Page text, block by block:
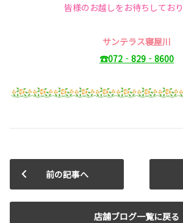
皆様のお越しをお待ちしてお
サンテラス寝屋川
☎072‐829‐8600
前の記事へ
店舗ブログ一覧に戻る